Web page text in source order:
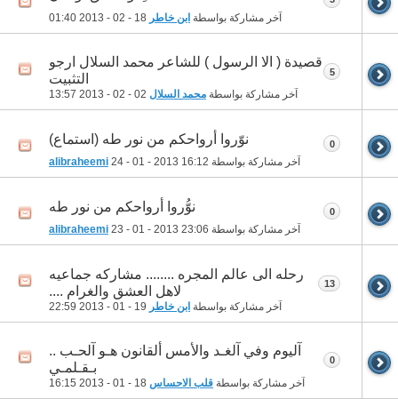
آخر مشاركة بواسطة ابن خاطر 01:40
قصيدة ( الا الرسول ) للشاعر محمد السلال ارجو
التثبيت
آخر مشاركة بواسطة محمد السلال 13:57
5
نوّروا أرواحكم من نور طه (استماع)
آخر مشاركة بواسطة alibraheemi 24 - 01 - 2013 16:12
0
نوُّروا أرواحكم من نور طه
آخر مشاركة بواسطة alibraheemi 23 - 01 - 2013 23:06
0
رحله الى عالم المجره ........ مشاركه جماعيه
لاهل العشق والغرام ....
آخر مشاركة بواسطة ابن خاطر 22:59
13
آليوم وفي آلغـد والأمس ألقانون هـو آلحـب ..
بـقـلمـي
آخر مشاركة بواسطة قلب الاحساس 16:15
0